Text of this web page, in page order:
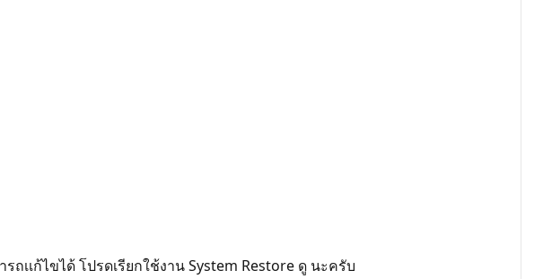
เเก้ไขได้ โปรดเรียกใช้งาน System Restore ดู นะครับ